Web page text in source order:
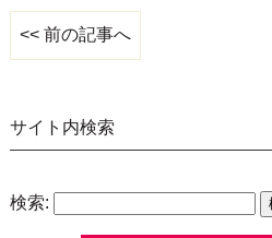
<< 前の記事へ
サイト内検索
検索: